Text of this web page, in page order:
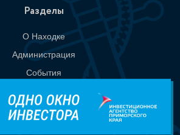
Разделы
О Находке
Администрация
События
Национальные проекты